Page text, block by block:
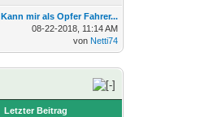
Kann mir als Opfer Fahrer...
08-22-2018, 11:14 AM
von Netti74
Letzter Beitrag